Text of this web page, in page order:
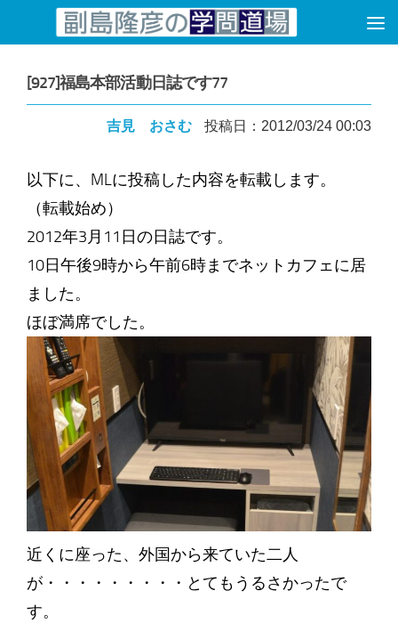
コンテンツへスキップ
[927]福島本部活動日誌です77
吉見 おさむ 投稿日：2012/03/24 00:03
以下に、MLに投稿した内容を転載します。
（転載始め）
2012年3月11日の日誌です。
10日午後9時から午前6時までネットカフェに居
ました。
ほぼ満席でした。
近くに座った、外国から来ていた二人
が・・・・・・・・・とてもうるさかったで
す。